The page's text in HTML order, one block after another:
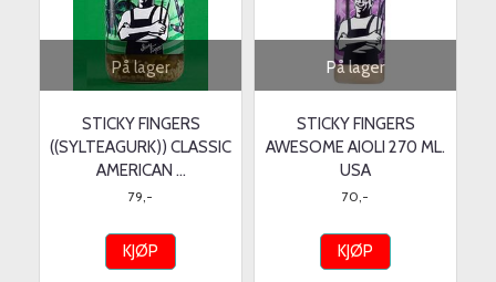
På lager
STICKY FINGERS
((SYLTEAGURK)) CLASSIC
AMERICAN ...
79,-
KJØP
På lager
STICKY FINGERS
AWESOME AIOLI 270 ML.
USA
70,-
KJØP